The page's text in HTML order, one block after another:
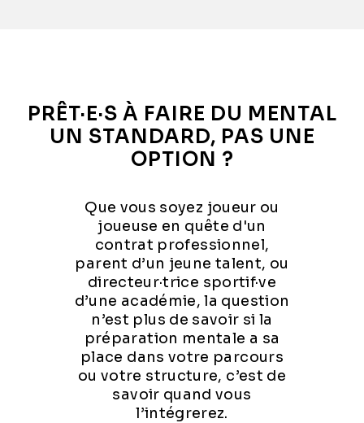
PRÊT·E·S À FAIRE DU MENTAL
UN STANDARD, PAS UNE
OPTION ?
Que vous soyez joueur ou
joueuse en quête d'un
contrat professionnel,
parent d’un jeune talent, ou
directeur·trice sportif·ve
d’une académie, la question
n’est plus de savoir si la
préparation mentale a sa
place dans votre parcours
ou votre structure, c’est de
savoir quand vous
l’intégrerez.